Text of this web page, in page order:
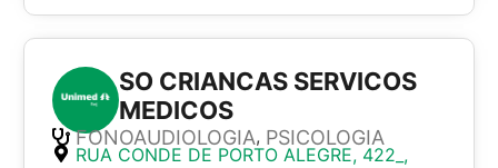
SO CRIANCAS SERVICOS
MEDICOS
FONOAUDIOLOGIA, PSICOLOGIA
RUA CONDE DE PORTO ALEGRE, 422_,